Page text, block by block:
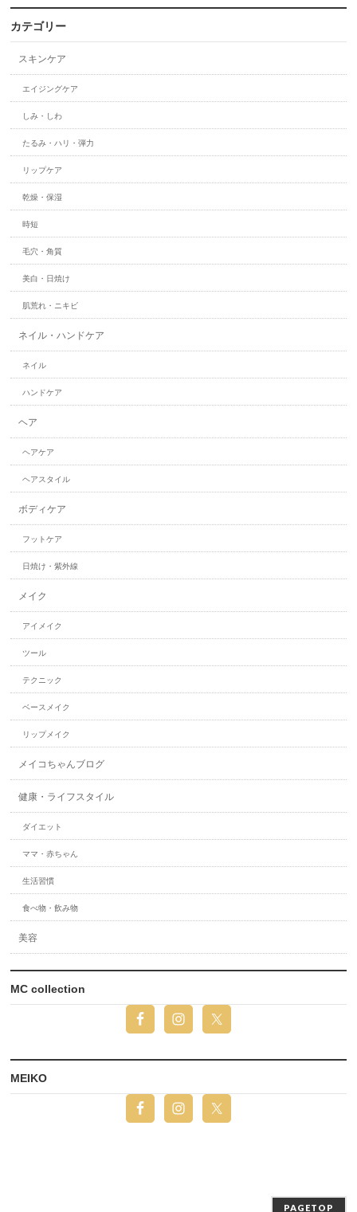
カテゴリー
スキンケア
エイジングケア
しみ・しわ
たるみ・ハリ・弾力
リップケア
乾燥・保湿
時短
毛穴・角質
美白・日焼け
肌荒れ・ニキビ
ネイル・ハンドケア
ネイル
ハンドケア
ヘア
ヘアケア
ヘアスタイル
ボディケア
フットケア
日焼け・紫外線
メイク
アイメイク
ツール
テクニック
ベースメイク
リップメイク
メイコちゃんブログ
健康・ライフスタイル
ダイエット
ママ・赤ちゃん
生活習慣
食べ物・飲み物
美容
MC collection
MEIKO
PAGETOP